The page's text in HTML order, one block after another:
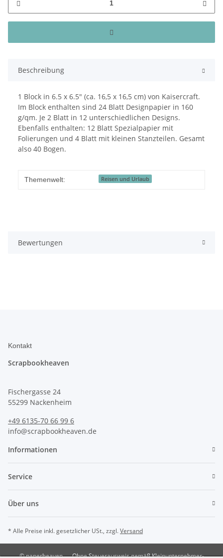
Beschreibung
1 Block in 6.5 x 6.5" (ca. 16,5 x 16,5 cm) von Kaisercraft.
Im Block enthalten sind 24 Blatt Designpapier in 160
g/qm. Je 2 Blatt in 12 unterschiedlichen Designs.
Ebenfalls enthalten: 12 Blatt Spezialpapier mit
Folierungen und 4 Blatt mit kleinen Stanzteilen. Gesamt
also 40 Bogen.
Themenwelt: Reisen und Urlaub
Bewertungen
Kontakt
Scrapbookheaven
Fischergasse 24
55299 Nackenheim
+49 6135-70 66 99 6
info@scrapbookheaven.de
Informationen
Service
Über uns
* Alle Preise inkl. gesetzlicher USt., zzgl.Versand
© paperheaven Ohne Steuerausweis gemäß Kleinunternehmer-